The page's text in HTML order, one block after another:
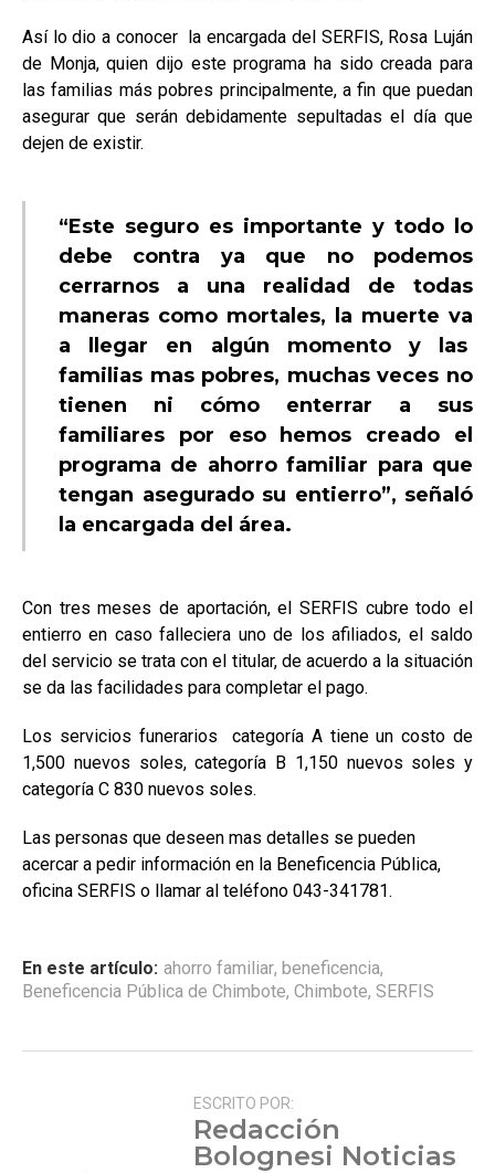
Así lo dio a conocer la encargada del SERFIS, Rosa Luján
de Monja, quien dijo este programa ha sido creada para
las familias más pobres principalmente, a fin que puedan
asegurar que serán debidamente sepultadas el día que
dejen de existir.
“Este seguro es importante y todo lo
debe contra ya que no podemos
cerrarnos a una realidad de todas
maneras como mortales, la muerte va
a llegar en algún momento y las
familias mas pobres, muchas veces no
tienen ni cómo enterrar a sus
familiares por eso hemos creado el
programa de ahorro familiar para que
tengan asegurado su entierro”, señaló
la encargada del área.
Con tres meses de aportación, el SERFIS cubre todo el
entierro en caso falleciera uno de los afiliados, el saldo
del servicio se trata con el titular, de acuerdo a la situación
se da las facilidades para completar el pago.
Los servicios funerarios categoría A tiene un costo de
1,500 nuevos soles, categoría B 1,150 nuevos soles y
categoría C 830 nuevos soles.
Las personas que deseen mas detalles se pueden
acercar a pedir información en la Beneficencia Pública,
oficina SERFIS o llamar al teléfono 043-341781.
En este artículo: ahorro familiar, beneficencia,
Beneficencia Pública de Chimbote, Chimbote, SERFIS
ESCRITO POR:
Redacción
Bolognesi Noticias